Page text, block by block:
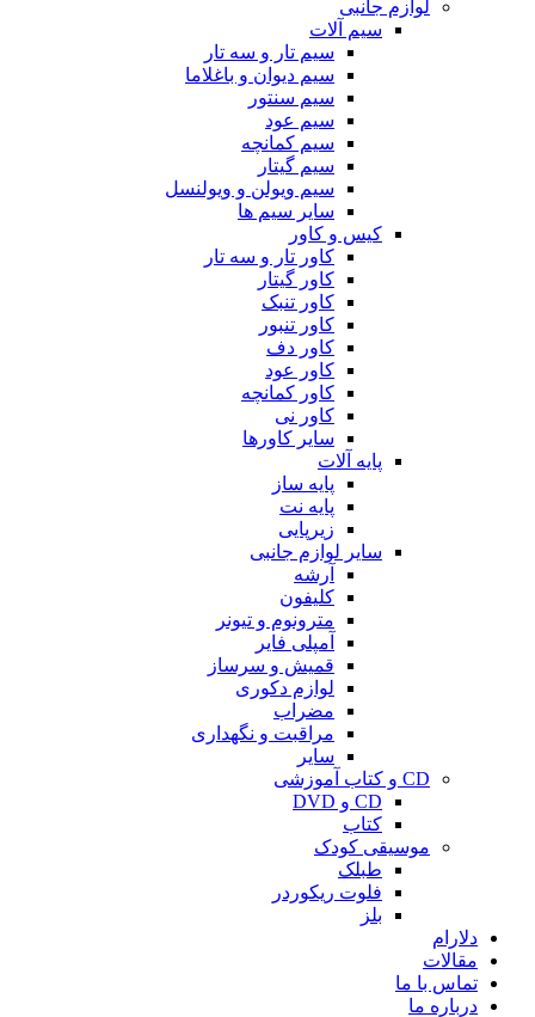
لوازم جانبی
سیم آلات
سیم تار و سه تار
سیم دیوان و باغلاما
سیم سنتور
سیم عود
سیم کمانچه
سیم گیتار
سیم ویولن و ویولنسل
سایر سیم ها
کیس و کاور
کاور تار و سه تار
کاور گیتار
کاور تنبک
کاور تنبور
کاور دف
کاور عود
کاور کمانچه
کاور نی
سایر کاورها
پایه آلات
پایه ساز
پایه نت
زیرپایی
سایر لوازم جانبی
آرشه
کلیفون
مترونوم و تیونر
آمپلی فایر
قمیش و سرساز
لوازم دکوری
مضراب
مراقبت و نگهداری
سایر
CD و کتاب آموزشی
CD و DVD
کتاب
موسیقی کودک
طبلک
فلوت ریکوردر
بلز
دلارام
مقالات
تماس با ما
درباره ما